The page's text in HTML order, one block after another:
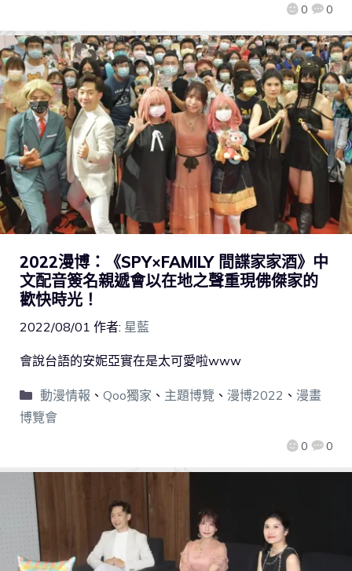
0 0
2022漫博：《SPY×FAMILY 間諜家家酒》中
文配音簽名親遞會以在地之聲重現佛傑家的
歡快時光！
2022/08/01 作者: 星藍
0 0
會說台語的安妮亞實在是太可愛啦www
動漫情報 、 Qoo獨家 、 主題博覽 、 漫博2022 、 漫畫
博覽會